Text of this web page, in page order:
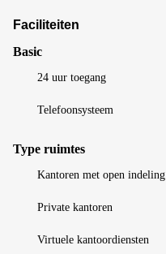
Faciliteiten
Basic
24 uur toegang
Telefoonsysteem
Type ruimtes
Kantoren met open indeling
Private kantoren
Virtuele kantoordiensten